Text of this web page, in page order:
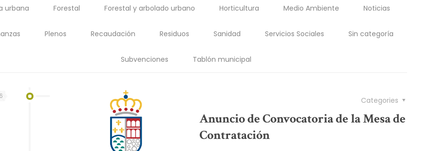
urbana Forestal Forestal y arbolado urbano Horticultura Medio Ambiente Noticias
Plenos Recaudación Residuos Sanidad Servicios Sociales Sin categoría
Subvenciones Tablón municipal
Categories
Anuncio de Convocatoria de la Mesa de
Contratación